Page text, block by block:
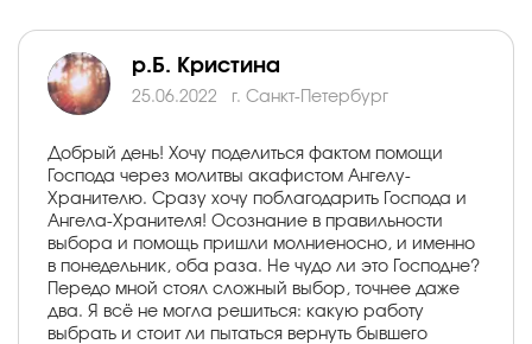
р.Б. Кристина
25.06.2022 г. Санкт-Петербург
Добрый день! Хочу поделиться фактом помощи
Господа через молитвы акафистом Ангелу-
Хранителю. Сразу хочу поблагодарить Господа и
Ангела-Хранителя! Осознание в правильности
выбора и помощь пришли молниеносно, и именно
в понедельник, оба раза. Не чудо ли это Господне?
Передо мной стоял сложный выбор, точнее даже
два. Я всё не могла решиться: какую работу
выбрать и стоит ли пытаться вернуть бывшего